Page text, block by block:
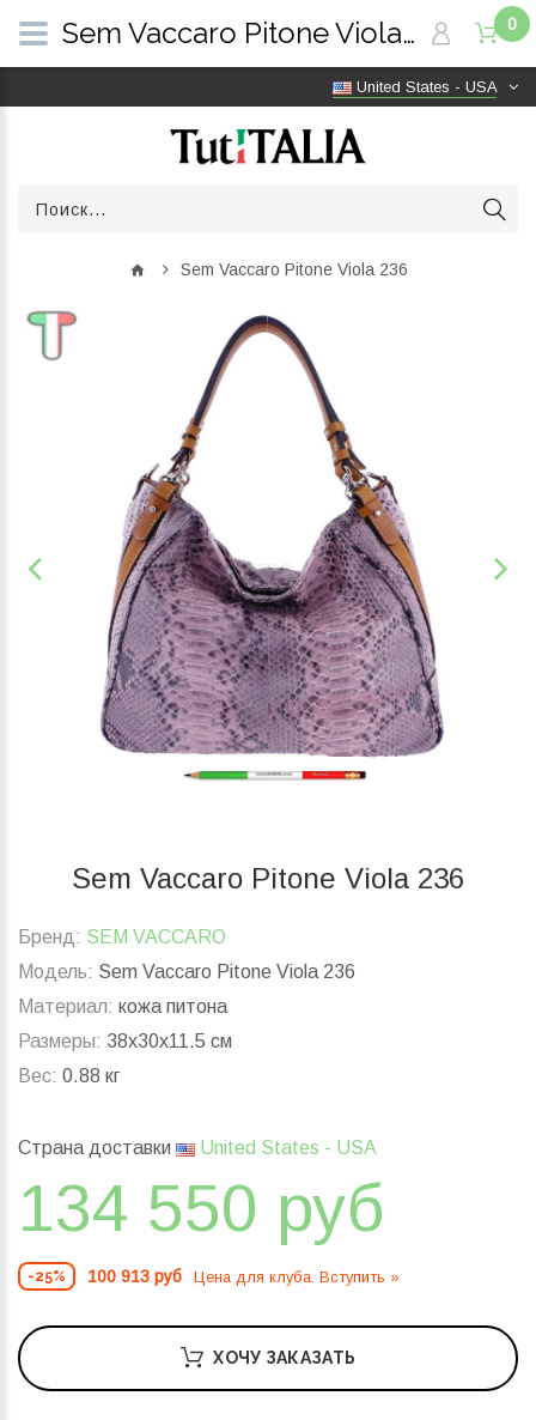
United States - USA
0
Sem Vaccaro Pitone Viola 236
Sem Vaccaro Pitone Viola 236
Бренд: SEM VACCARO
Модель: Sem Vaccaro Pitone Viola 236
Материал: кожа питона
Размеры: 38x30x11.5 см
Вес: 0.88 кг
Страна доставки United States - USA
134 550 руб
-25% 100 913 руб Цена для клуба. Вступить »
ХОЧУ ЗАКАЗАТЬ
Sem Vaccaro Pitone Viola 236 | TutITALIA